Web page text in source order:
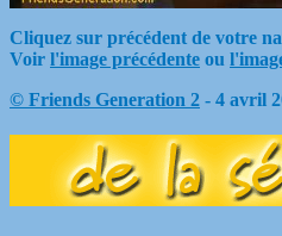
Cliquez sur précédent de votre
Voir l'image précédente ou
© Friends Generation 2 - 4 avril